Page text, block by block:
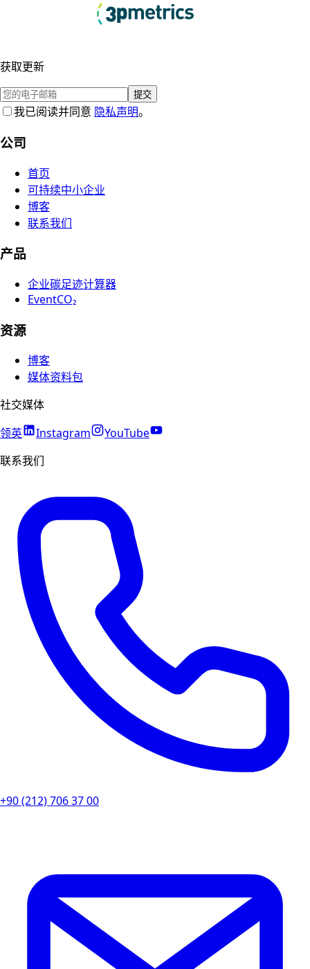
获取更新
提交
我已阅读并同意 隐私声明。
公司
首页
可持续中小企业
博客
联系我们
产品
企业碳足迹计算器
EventCO₂
资源
博客
媒体资料包
社交媒体
领英
Instagram
YouTube
联系我们
+90 (212) 706 37 00